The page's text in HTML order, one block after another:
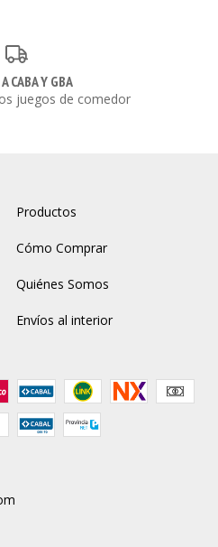
CABA Y GBA
juegos de comedor
Productos
Cómo Comprar
Quiénes Somos
Envíos al interior